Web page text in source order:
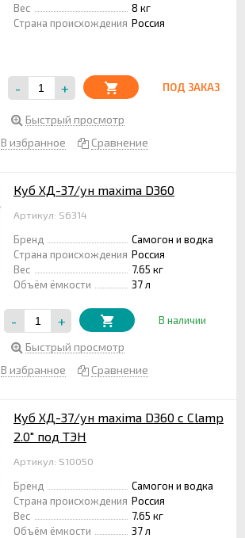
Вес
8 кг
Страна происхождения Россия
- + ПОД ЗАКАЗ
Быстрый просмотр
В избранное
Сравнение
Куб ХД-37/ун maxima D360
Артикул: S6314
Бренд
Самогон и водка
Страна происхождения Россия
Вес
7.65 кг
Объём ёмкости
37 л
- + В наличии
Быстрый просмотр
В избранное
Сравнение
Куб ХД-37/ун maxima D360 с Clamp
2.0" под ТЭН
Артикул: S10050
Бренд
Самогон и водка
Страна происхождения Россия
Вес
7.65 кг
Объём ёмкости
37 л